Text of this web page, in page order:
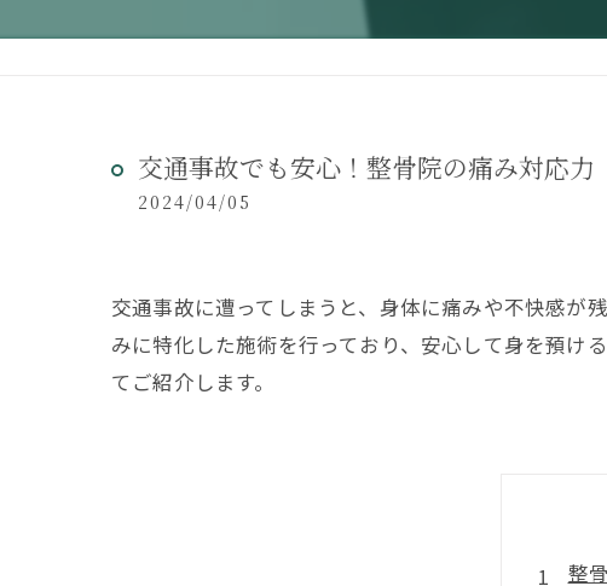
交通事故でも安心！整骨院の痛み対応力
2024/04/05
交通事故に遭ってしまうと、身体に痛みや不快感が
みに特化した施術を行っており、安心して身を預け
てご紹介します。
整